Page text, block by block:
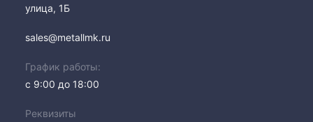
улица, 1Б
sales@metallmk.ru
График работы:
с 9:00 до 18:00
Реквизиты